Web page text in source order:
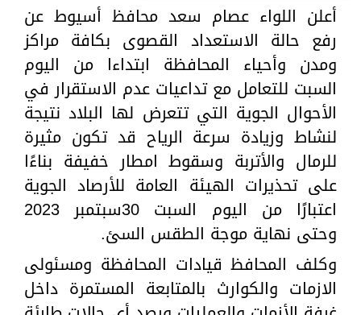
أعلن اللواء عصام سعد محافظ أسيوط عن
رفع حالة الاستعداد القصوى بكافة مراكز
ومدن وأحياء المحافظة ابتداءا من اليوم
السبت للتعامل مع تداعيات عدم الاستقرار في
الأحوال الجوية التي تتعرض لها البلاد نتيجة
لنشاط وزيادة سرعة الرياح قد تكون مثيرة
للرمال والأتربة وسقوط امطار خفيفة بناءًا
على تحذيرات الهيئة العامة للأرصاد الجوية
اعتبارًا من اليوم السبت 30سبتمبر 2023
وحتى نهاية موجة الطقس السئ.
وكلف المحافظ قيادات المحافظة ومسئولى
الازمات والكوارث بالمتابعة المستمرة داخل